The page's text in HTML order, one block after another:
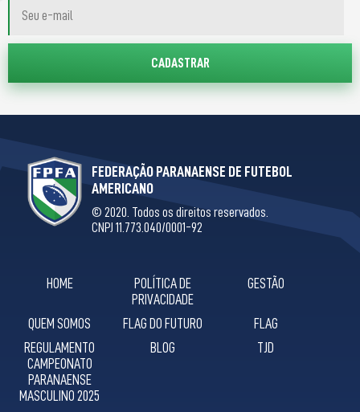
FEDERAÇÃO PARANAENSE DE FUTEBOL
AMERICANO
© 2020. Todos os direitos reservados.
CNPJ 11.773.040/0001-92
HOME
POLÍTICA DE
PRIVACIDADE
GESTÃO
QUEM SOMOS FLAG DO FUTURO
FLAG
REGULAMENTO
CAMPEONATO
PARANAENSE
MASCULINO 2025
BLOG TJD